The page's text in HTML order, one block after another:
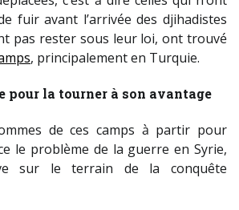
fuir avant l’arrivée des djihadistes
pas rester sous leur loi, ont trouvé
, principalement en Turquie.
pour la tourner à son avantage
de ces camps à partir pour
le problème de la guerre en Syrie,
sur le terrain de la conquête